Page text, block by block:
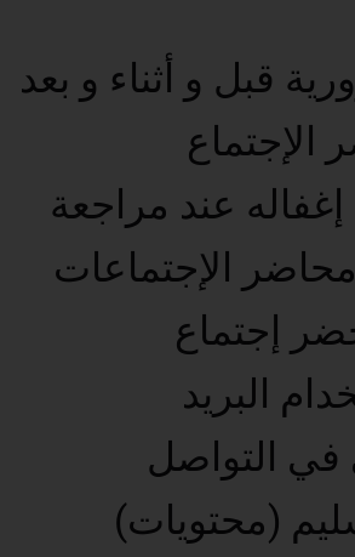
قبل و أثناء و بعد
الإجتماع
إغفاله عند مراجعة
محاضر الإجتماعات
إجتماع
البريد
في التواصل
(محتويات)